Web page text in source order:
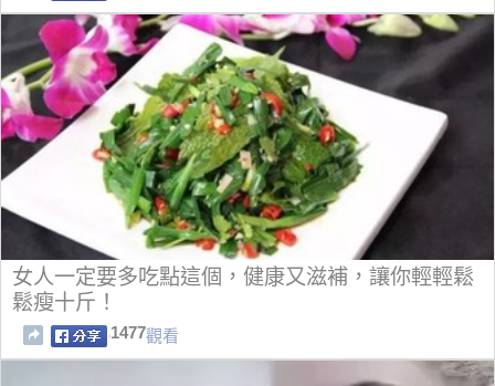
女人一定要多吃點這個，健康又滋補，讓你輕輕鬆
鬆瘦十斤！
1477觀看